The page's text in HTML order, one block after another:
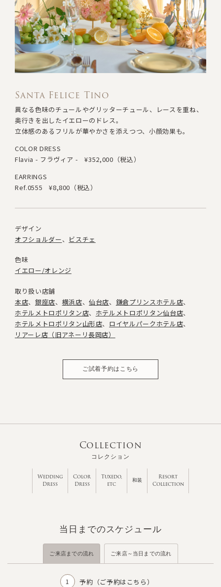
Santa Felice Tino
異なる色味のチュールやグリッターチュール、レースを重ね、
奥行きを出したイエローのドレス。
立体感のあるフリルが華やかさを添えつつ、小顔効果も。
COLOR DRESS
Flavia - フラヴィア -
¥352,000（税込）
EARRINGS
Ref.0555
¥8,800（税込）
デザイン
オフショルダー
ビスチェ
色味
イエロー/オレンジ
取り扱い店舗
本店
銀座店 横浜店 仙台店
鎌倉プリンスホテル店
ホテルメトロポリタン店
ホテルメトロポリタン仙台店
ホテルメトロポリタン山形店
ロイヤルパークホテル店
リアーレ店（旧アネーリ長岡店）
ご試着予約はこちら
Collection
コレクション
Wedding
Dress
Color
Dress
Tuxedo,
etc
和装
Resort
Collection
当日までのスケジュール
ご来店までの流れ ご来店～当日までの流れ
予約（ご予約はこちら）